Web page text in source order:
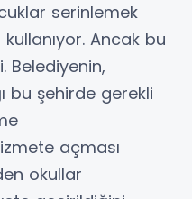
serinlemek
kullanıyor. Ancak bu
Belediyenin,
bu şehirde gerekli
açması
okullar